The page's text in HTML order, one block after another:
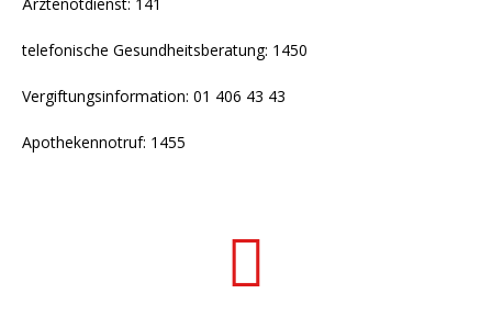
telefonische Gesundheitsberatung: 1450
Vergiftungsinformation: 01 406 43 43
Apothekennotruf: 1455